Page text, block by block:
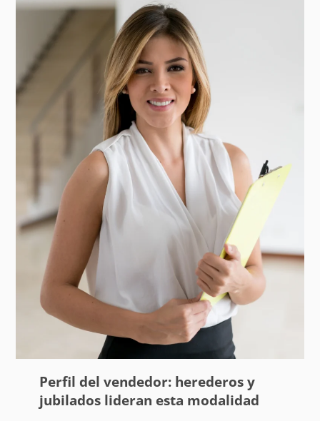
Perfil del vendedor: herederos y
jubilados lideran esta modalidad